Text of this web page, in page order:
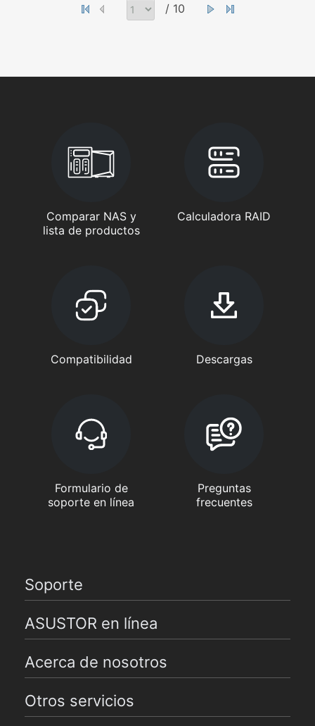
/ 10
Comparar NAS y
lista de productos
Calculadora RAID
Compatibilidad Descargas
Formulario de
soporte en línea
Preguntas
frecuentes
Soporte
ASUSTOR en línea
Acerca de nosotros
Otros servicios